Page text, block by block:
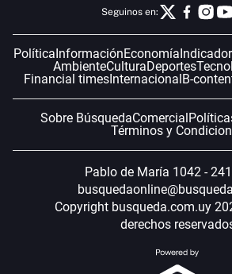
Seguinos en:
Política InformaciónEconomía
AmbienteCulturaDeportes
Financial timesInternacional B-
Sobre BúsquedaComercial
Términos y
Pablo de María 1042 -
Copyright busqueda.com.uy
derechos